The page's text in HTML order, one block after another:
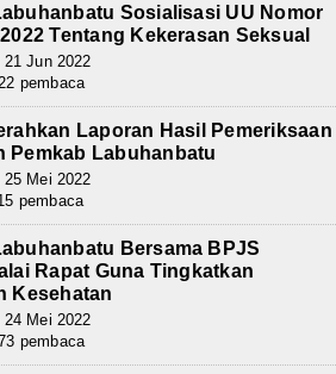
Sosialisasi UU Nomor
Tentang Kekerasan Seksual
Jun 2022
pembaca
Laporan Hasil Pemeriksaan
Pemkab Labuhanbatu
Mei 2022
pembaca
Bersama BPJS
Rapat Guna Tingkatkan
Kesehatan
Mei 2022
pembaca